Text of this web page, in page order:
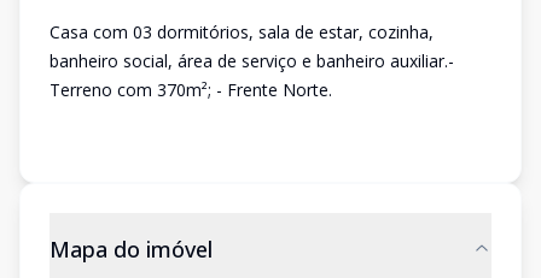
Casa com 03 dormitórios, sala de estar, cozinha,
banheiro social, área de serviço e banheiro auxiliar.-
Terreno com 370m²; - Frente Norte.
Mapa do imóvel